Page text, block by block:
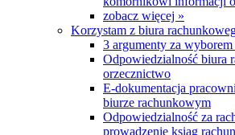
zobacz więcej »
Korzystam z biura
3 argumenty za
Odpowiedzialność biura
orzecznictwo
E-dokumentacja
biurze rachunkowym
Odpowiedzialność za
prowadzenie ksiąg